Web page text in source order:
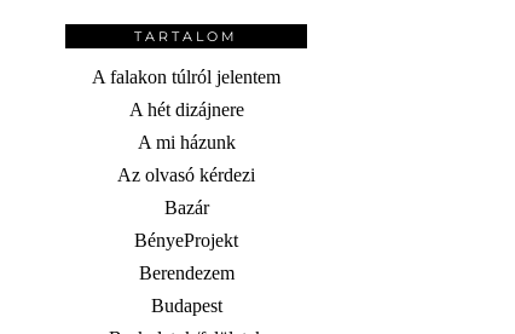
TARTALOM
A falakon túlról jelentem
A hét dizájnere
A mi házunk
Az olvasó kérdezi
Bazár
BényeProjekt
Berendezem
Budapest